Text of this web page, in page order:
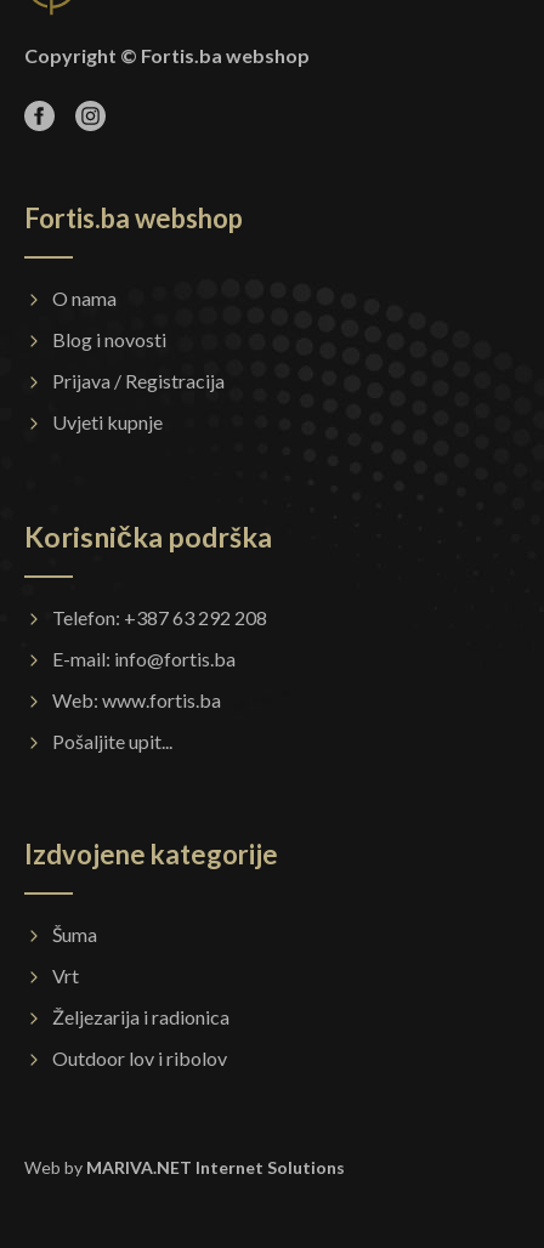
Copyright © Fortis.ba webshop
Fortis.ba webshop
O nama
Blog i novosti
Prijava / Registracija
Uvjeti kupnje
Korisnička podrška
Telefon: +387 63 292 208
E-mail: info@fortis.ba
Web: www.fortis.ba
Pošaljite upit...
Izdvojene kategorije
Šuma
Vrt
Željezarija i radionica
Outdoor lov i ribolov
Web by MARIVA.NET Internet Solutions